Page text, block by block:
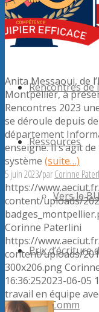
Forum
Rencontres de
Ressources
Vers le
Prix d’écriture
ConfComm
Anita Messaoui, de
Montpellier, a
Rencontres 2023
se déroule depuis
département
enseigne. Il s’agit
système (suite…)
5 juin 2023/parCorinne
https://
content/uploads/
Corinne Paterlini
https://
content/uploads/
300x206.png
16:36:252023-06-05
travail en équipe